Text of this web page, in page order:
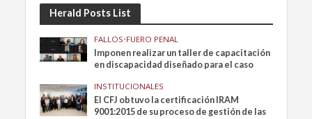
Herald Posts List
FALLOS•FUERO PENAL
Imponen realizar un taller de capacitación
en discapacidad diseñado para el caso
INSTITUCIONALES
El CFJ obtuvo la certificación IRAM
9001:2015 de su proceso de gestión de las